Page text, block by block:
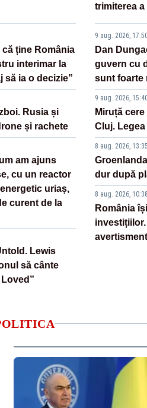
ține România
interimar la
să ia o decizie”
Rusia și
și rachete
am ajuns
cu un reactor
uriaș,
curent de la
Lewis
să cânte
trimiterea
9 aug. 2026,
Dan
guvern cu
sunt foarte
9 aug. 2026,
Miruță
Cluj.
8 aug. 2026, 13:35
dur după
8 aug. 2026, 10:38
România